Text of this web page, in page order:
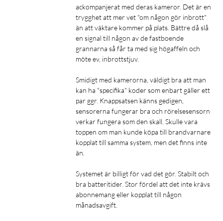
Oavsett om ditt hus är stort, litet eller någonstans däremellan
kan varje del av säkerhetssatsen kommunicera snabbt och
säkert med HomeBase tack vare ultrasäker
långdistansanslutning. Förbättrad långdistansanslutning
säkerställer att hela ditt hem är säkert hela tiden – oavsett hur
Rörelsedetektion med justerbar känslighet.
Justerbar känslighet
Justera känsligheten hos rörelsesensorn så att den varnar dig
för inkräktare, snarare än dina husdjur.
ackompanjerat med deras kameror. Det är en
trygghet att mer vet "om någon gör inbrott"
än att väktare kommer på plats. Bättre då slå
en signal till någon av de fastboende
grannarna så får ta med sig högaffeln och
möte ev, inbrottstjuv.
Smidigt med kamerorna, väldigt bra att man
kan ha "specifika" koder som enbart gäller ett
par ggr. Knappsatsen känns gedigen,
sensorerna fungerar bra och rörelsesensorn
verkar fungera som den skall. Skulle vara
toppen om man kunde köpa till brandvarnare
kopplat till samma system, men det finns inte
än.
Systemet är billigt för vad det gör. Stabilt och
bra batteritider. Stor fördel att det inte krävs
abonnemang eller kopplat till någon
månadsavgift.